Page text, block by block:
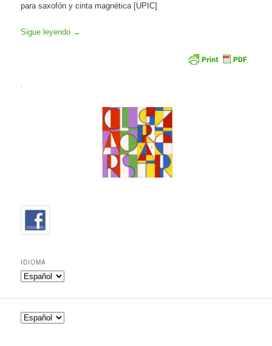
para saxofón y cinta magnética [UPIC]
Sigue leyendo →
.
IDIOMA